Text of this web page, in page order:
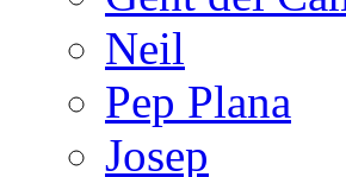
Neil
Pep Plana
Josep